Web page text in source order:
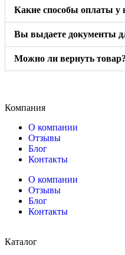
Какие способы оплаты у
Вы выдаете документы
Можно ли вернуть товар?
Компания
О компании
Отзывы
Блог
Контакты
О компании
Отзывы
Блог
Контакты
Каталог